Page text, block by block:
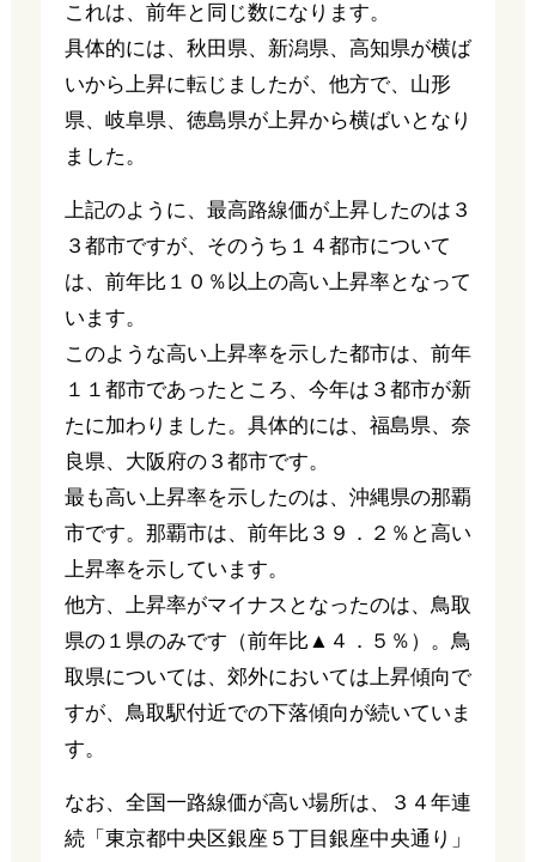
これは、前年と同じ数になります。
具体的には、秋田県、新潟県、高知県が横ば
いから上昇に転じましたが、他方で、山形
県、岐阜県、徳島県が上昇から横ばいとなり
ました。
上記のように、最高路線価が上昇したのは３
３都市ですが、そのうち１４都市について
は、前年比１０％以上の高い上昇率となって
います。
このような高い上昇率を示した都市は、前年
１１都市であったところ、今年は３都市が新
たに加わりました。具体的には、福島県、奈
良県、大阪府の３都市です。
最も高い上昇率を示したのは、沖縄県の那覇
市です。那覇市は、前年比３９．２％と高い
上昇率を示しています。
他方、上昇率がマイナスとなったのは、鳥取
県の１県のみです（前年比▲４．５％）。鳥
取県については、郊外においては上昇傾向で
すが、鳥取駅付近での下落傾向が続いていま
す。
なお、全国一路線価が高い場所は、３４年連
続「東京都中央区銀座５丁目銀座中央通り」